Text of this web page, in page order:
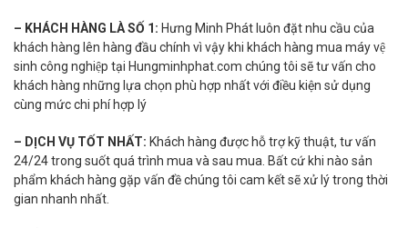
– KHÁCH HÀNG LÀ SỐ 1: Hưng Minh Phát luôn đặt nhu cầu của
khách hàng lên hàng đầu chính vì vậy khi khách hàng mua máy vệ
sinh công nghiệp tại Hungminhphat.com chúng tôi sẽ tư vấn cho
khách hàng những lựa chọn phù hợp nhất với điều kiện sử dụng
cùng mức chi phí hợp lý
– DỊCH VỤ TỐT NHẤT: Khách hàng được hỗ trợ kỹ thuật, tư vấn
24/24 trong suốt quá trình mua và sau mua. Bất cứ khi nào sản
phẩm khách hàng gặp vấn đề chúng tôi cam kết sẽ xử lý trong thời
gian nhanh nhất.